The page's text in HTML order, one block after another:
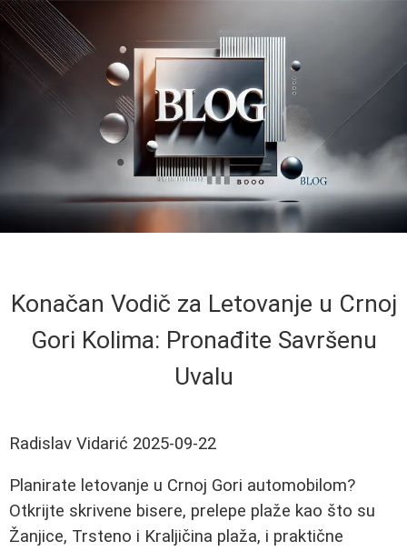
Konačan Vodič za Letovanje u Crnoj
Gori Kolima: Pronađite Savršenu
Uvalu
Radislav Vidarić 2025-09-22
Planirate letovanje u Crnoj Gori automobilom?
Otkrijte skrivene bisere, prelepe plaže kao što su
Žanjice, Trsteno i Kraljičina plaža, i praktične